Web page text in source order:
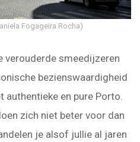
Fogageira Rocha)
verouderde smeedijzeren
bezienswaardigheid
authentieke en pure Porto.
zich niet beter voor dan
je alsof jullie al jaren